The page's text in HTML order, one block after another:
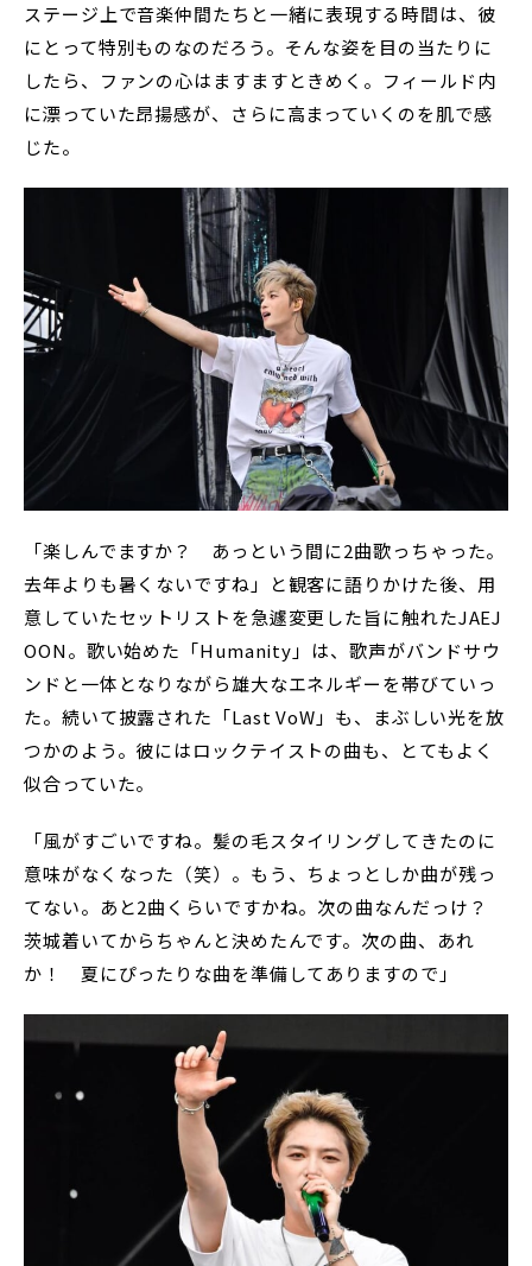
ステージ上で音楽仲間たちと一緒に表現する時間は、彼
にとって特別ものなのだろう。そんな姿を目の当たりに
したら、ファンの心はますますときめく。フィールド内
に漂っていた昂揚感が、さらに高まっていくのを肌で感
じた。
「楽しんでますか？ あっという間に2曲歌っちゃった。
去年よりも暑くないですね」と観客に語りかけた後、用
意していたセットリストを急遽変更した旨に触れたJAEJ
OON。歌い始めた「Humanity」は、歌声がバンドサウ
ンドと一体となりながら雄大なエネルギーを帯びていっ
た。続いて披露された「Last VoW」も、まぶしい光を放
つかのよう。彼にはロックテイストの曲も、とてもよく
似合っていた。
「風がすごいですね。髪の毛スタイリングしてきたのに
意味がなくなった（笑）。もう、ちょっとしか曲が残っ
てない。あと2曲くらいですかね。次の曲なんだっけ？
茨城着いてからちゃんと決めたんです。次の曲、あれ
か！ 夏にぴったりな曲を準備してありますので」